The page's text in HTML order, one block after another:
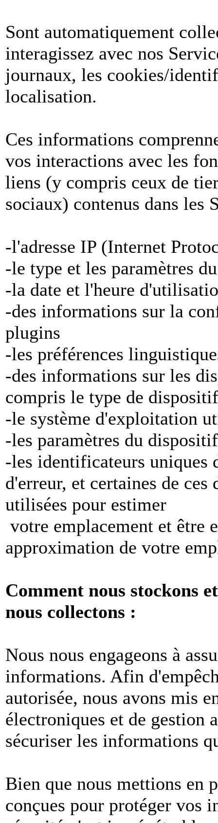
Sont automatiquement
interagissez avec nos
journaux, les cookies/
localisation.
Ces informations
vos interactions avec les
liens (y compris ceux de
sociaux) contenus dans les
-l'adresse IP (Internet
-le type et les paramètres
-la date et l'heure
-des informations sur la
plugins
-les préférences
-des informations sur les
compris le type de dispositif
-le système d'exploitation
-les paramètres du dispositif
-les identificateurs uniques
d'erreur, et certaines de
utilisées pour estimer
votre emplacement et être
approximation de votre
Comment nous stockons
nous collectons :
Nous nous engageons à
informations. Afin
autorisée, nous avons mis
électroniques et de gestion
sécuriser les informations
Bien que nous mettions en
conçues pour protéger vos